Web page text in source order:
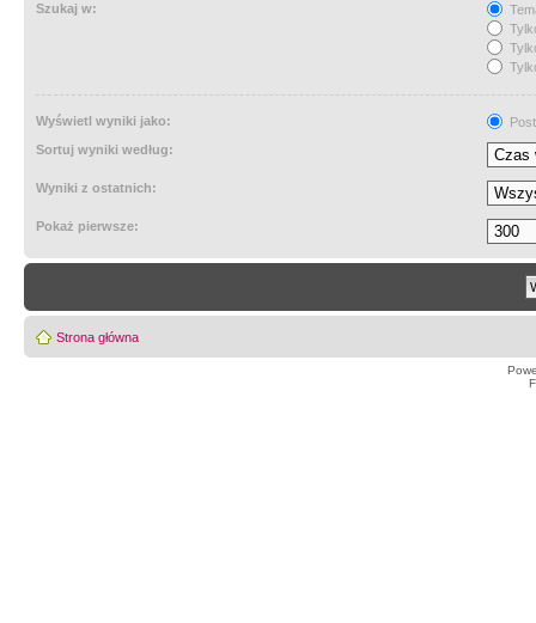
Szukaj w:
Wyświetl wyniki jako:
Sortuj wyniki według:
Wyniki z ostatnich:
Pokaż pierwsze:
Strona główna